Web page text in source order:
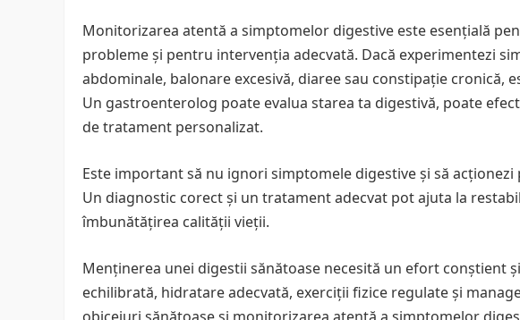
Monitorizarea atentă a simptomelor digestive este esențială
probleme și pentru intervenția adecvată. Dacă experimentezi
abdominale, balonare excesivă, diaree sau constipație cronică,
Un gastroenterolog poate evalua starea ta digestivă, poate
de tratament personalizat.
Este important să nu ignori simptomele digestive și să
Un diagnostic corect și un tratament adecvat pot ajuta la
îmbunătățirea calității vieții.
Menținerea unei digestii sănătoase necesită un efort conștient
echilibrată, hidratare adecvată, exerciții fizice regulate și